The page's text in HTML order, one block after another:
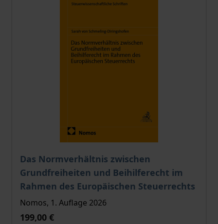
Das Normverhältnis zwischen
Grundfreiheiten und Beihilferecht im
Rahmen des Europäischen Steuerrechts
Der Preis dieses Titels richtet sich nach der
Nomos, 1. Auflage 2026
199,00 €